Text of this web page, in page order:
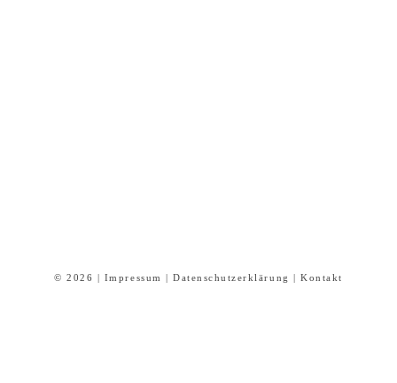
© 2026 | Impressum |Datenschutzerklärung |Kontakt